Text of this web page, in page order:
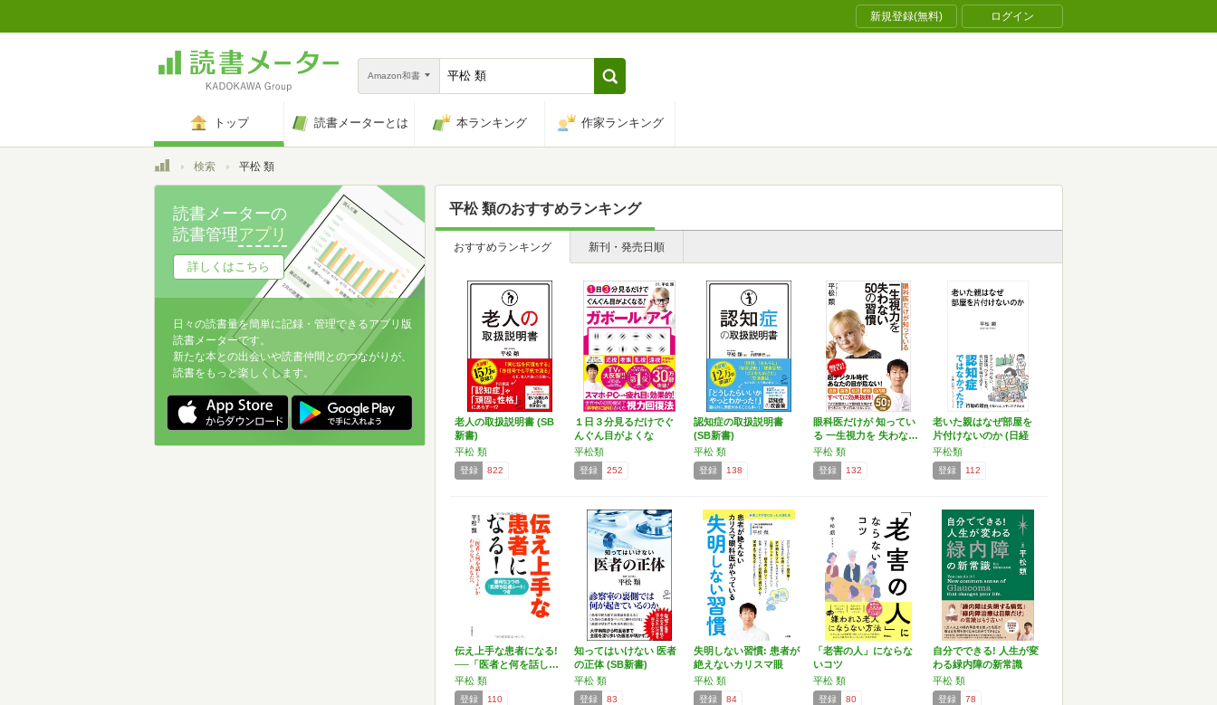
新規登録(無料) ログイン
Amazon和書
トップ 読書メーターとは 本ランキング 作家ランキング
トップ検索 平松 類
平松 類のおすすめランキング
おすすめランキング 新刊・発売日順
老人の取扱説明書 (SB
新書)
平松 類
登録 822
１日３分見るだけでぐ
んぐん目がよくな
る！ ガ…
平松類
登録 252
認知症の取扱説明書
(SB新書)
平松 類
登録 138
眼科医だけが 知ってい
る 一生視力を 失わな…
平松 類
登録 132
老いた親はなぜ部屋を
片付けないのか (日経
プ…
平松類
登録 112
伝え上手な患者になる!
──「医者と何を話し…
平松 類
登録 110
知ってはいけない 医者
の正体 (SB新書)
平松 類
登録 83
失明しない習慣: 患者が
絶えないカリスマ眼
科…
平松 類
登録 84
「老害の人」にならな
いコツ
平松 類
登録 80
自分でできる! 人生が変
わる緑内障の新常識
平松 類
登録 78
読書メーターの
読書管理アプリ
詳しくはこちら
日々の読書量を簡単に記録・管理できるアプリ版
読書メーターです。
新たな本との出会いや読書仲間とのつながりが、
読書をもっと楽しくします。